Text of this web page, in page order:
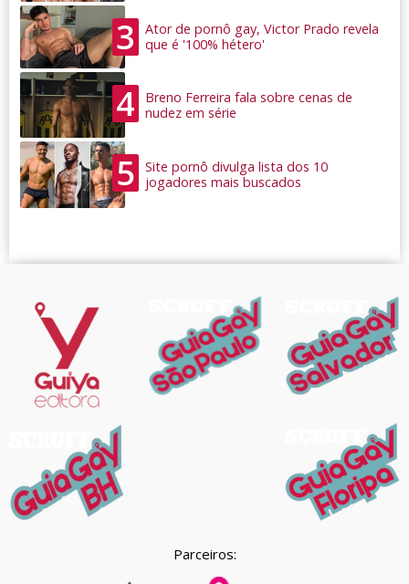
3
Ator de pornô gay, Victor Prado revela
que é '100% hétero'
4
Breno Ferreira fala sobre cenas de
nudez em série
5
Site pornô divulga lista dos 10
jogadores mais buscados
Parceiros: